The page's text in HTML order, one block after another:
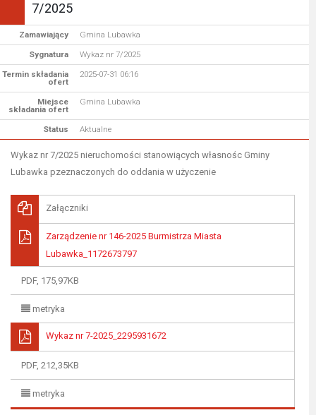
7/2025
Zamawiający
Gmina Lubawka
Sygnatura
Wykaz nr 7/2025
Termin składania
ofert
2025-07-31 06:16
Miejsce
składania ofert
Gmina Lubawka
Status Aktualne
Wykaz nr 7/2025 nieruchomości stanowiących własnośc Gminy
Lubawka pzeznaczonych do oddania w użyczenie
Załączniki
Zarządzenie nr 146-2025 Burmistrza Miasta
Lubawka_1172673797
PDF, 175,97KB
metryka
Wykaz nr 7-2025_2295931672
PDF, 212,35KB
metryka